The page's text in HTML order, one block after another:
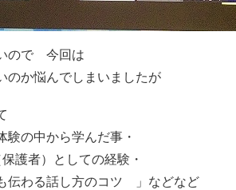
ので 今回は
のか悩んでしまいましたが
験の中から学んだ事・
護者）としての経験・
伝わる話し方のコツ 」などなど